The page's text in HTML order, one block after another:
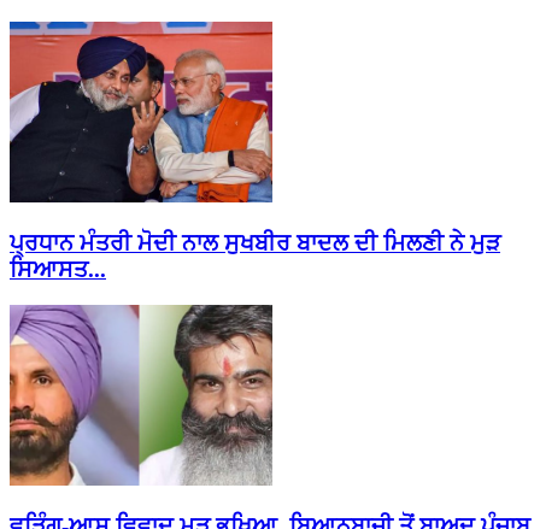
ਪ੍ਰਧਾਨ ਮੰਤਰੀ ਮੋਦੀ ਨਾਲ ਸੁਖਬੀਰ ਬਾਦਲ ਦੀ ਮਿਲਣੀ ਨੇ ਮੁੜ
ਸਿਆਸਤ...